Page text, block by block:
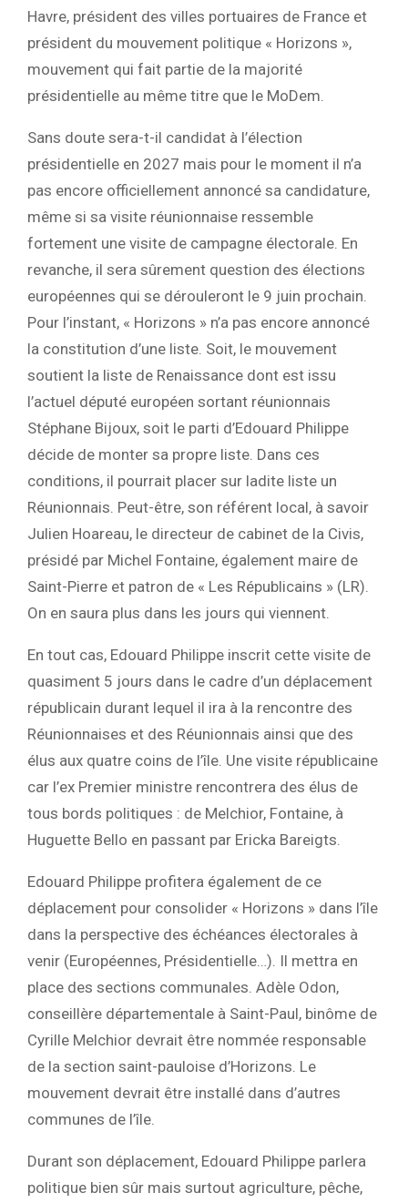
Havre, président des villes portuaires de France et
président du mouvement politique « Horizons »,
mouvement qui fait partie de la majorité
présidentielle au même titre que le MoDem.
Sans doute sera-t-il candidat à l’élection
présidentielle en 2027 mais pour le moment il n’a
pas encore officiellement annoncé sa candidature,
même si sa visite réunionnaise ressemble
fortement une visite de campagne électorale. En
revanche, il sera sûrement question des élections
européennes qui se dérouleront le 9 juin prochain.
Pour l’instant, « Horizons » n’a pas encore annoncé
la constitution d’une liste. Soit, le mouvement
soutient la liste de Renaissance dont est issu
l’actuel député européen sortant réunionnais
Stéphane Bijoux, soit le parti d’Edouard Philippe
décide de monter sa propre liste. Dans ces
conditions, il pourrait placer sur ladite liste un
Réunionnais. Peut-être, son référent local, à savoir
Julien Hoareau, le directeur de cabinet de la Civis,
présidé par Michel Fontaine, également maire de
Saint-Pierre et patron de « Les Républicains » (LR).
On en saura plus dans les jours qui viennent.
En tout cas, Edouard Philippe inscrit cette visite de
quasiment 5 jours dans le cadre d’un déplacement
républicain durant lequel il ira à la rencontre des
Réunionnaises et des Réunionnais ainsi que des
élus aux quatre coins de l’île. Une visite républicaine
car l’ex Premier ministre rencontrera des élus de
tous bords politiques : de Melchior, Fontaine, à
Huguette Bello en passant par Ericka Bareigts.
Edouard Philippe profitera également de ce
déplacement pour consolider « Horizons » dans l’île
dans la perspective des échéances électorales à
venir (Européennes, Présidentielle…). Il mettra en
place des sections communales. Adèle Odon,
conseillère départementale à Saint-Paul, binôme de
Cyrille Melchior devrait être nommée responsable
de la section saint-pauloise d’Horizons. Le
mouvement devrait être installé dans d’autres
communes de l’île.
Durant son déplacement, Edouard Philippe parlera
politique bien sûr mais surtout agriculture, pêche,